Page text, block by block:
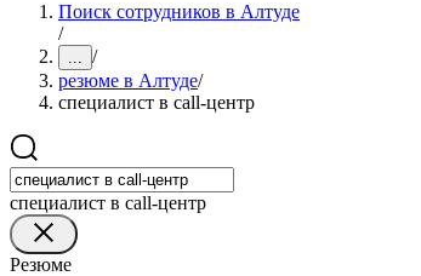
Поиск сотрудников в Алтуде
/
... /
резюме в Алтуде/
специалист в call-центр
специалист в call-центр
Резюме